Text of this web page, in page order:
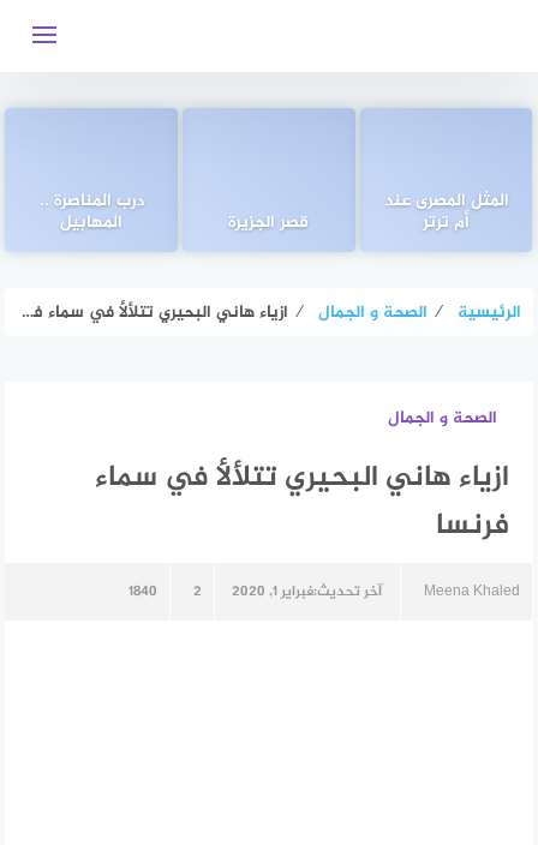
درب المناصرة ..
المهابيل قصر الجزيرة
المثل المصرى عند
أم ترتر
الرئيسية ⁄ الصحة و الجمال ⁄ ازياء هاني البحيري تتلألأ في سماء فرنسا
الصحة و الجمال
ازياء هاني البحيري تتلألأ في سماء
فرنسا
Meena Khaled آخر تحديث:فبراير 1, 2020 2
1840